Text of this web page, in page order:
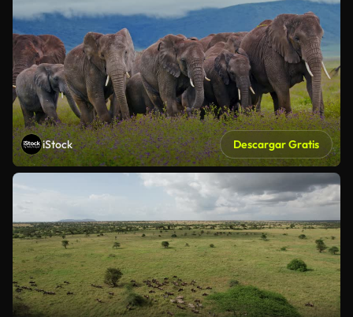
iStock Descargar Gratis